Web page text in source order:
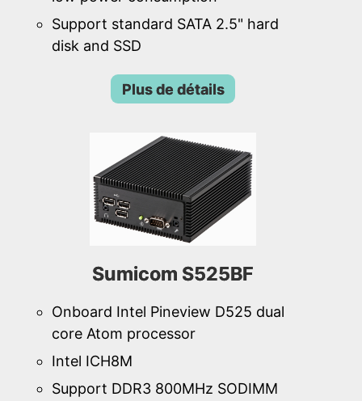
Support standard SATA 2.5" hard
disk and SSD
Plus de détails
Sumicom S525BF
Onboard Intel Pineview D525 dual
core Atom processor
Intel ICH8M
Support DDR3 800MHz SODIMM